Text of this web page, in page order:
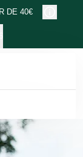
DE 40€